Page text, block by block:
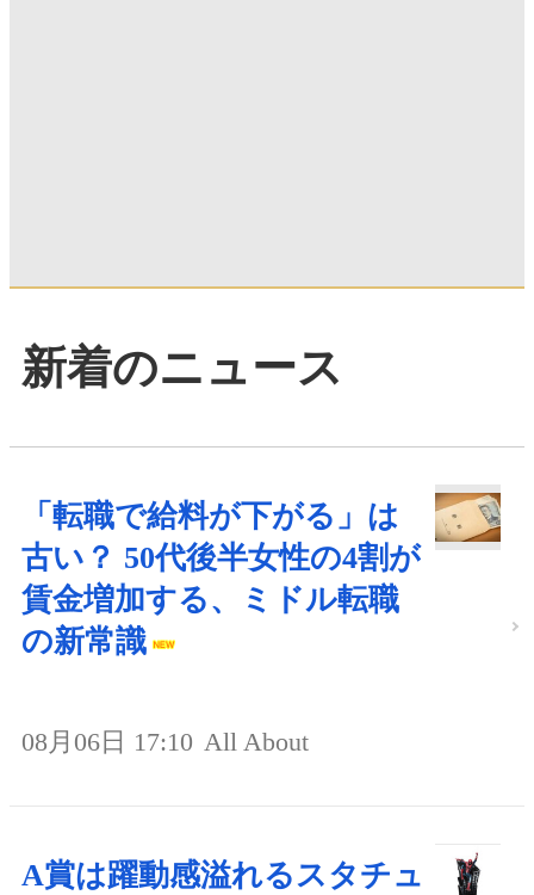
新着のニュース
「転職で給料が下がる」は
古い？ 50代後半女性の4割が
賃金増加する、ミドル転職
の新常識
08月06日 17:10 All About
A賞は躍動感溢れるスタチュ